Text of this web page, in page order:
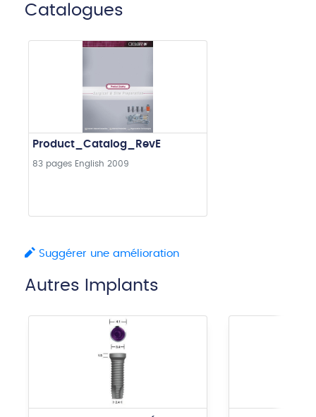
Catalogues
Product_Catalog_RevE
83 pages English 2009
Suggérer une amélioration
Autres Implants